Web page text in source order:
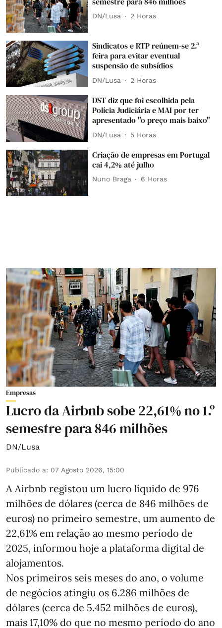
DN/Lusa 2 Horas
Sindicatos e RTP reúnem-se 2.ª
feira para evitar eventual
suspensão de subsídios
DN/Lusa 2 Horas
DST diz que foi escolhida pela
Polícia Judiciária e MAI por ter
apresentado "o preço mais baixo"
DN/Lusa 5 Horas
Criação de empresas em Portugal
cai 4,2% até julho
Nuno Braga 6 Horas
Empresas
Lucro da Airbnb sobe 22,61% no 1.º
semestre para 846 milhões
DN/Lusa
Publicado a: 07 Agosto 2026, 15:00
A Airbnb registou um lucro líquido de 976
milhões de dólares (cerca de 846 milhões de
euros) no primeiro semestre, um aumento de
22,61% em relação ao mesmo período de
2025, informou hoje a plataforma digital de
alojamentos.
Nos primeiros seis meses do ano, o volume
de negócios atingiu os 6.286 milhões de
dólares (cerca de 5.452 milhões de euros),
mais 17,10% do que no mesmo período do ano